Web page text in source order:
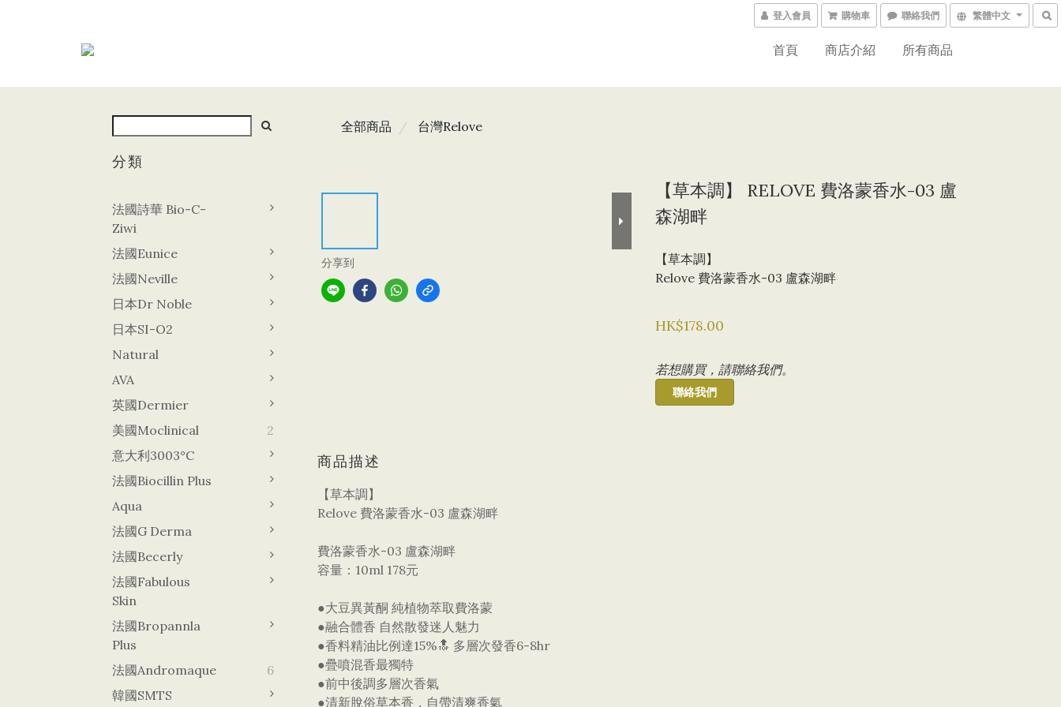
登入會員 購物車 聯絡我們 繁體中文
首頁 商店介紹 所有商品
分類
法國詩華 Bio-C-
Ziwi
法國Eunice
法國Neville
日本Dr Noble
日本SI-O2
Natural
AVA
英國Dermier
美國Moclinical
2
意大利3003°C
法國Biocillin Plus
Aqua
法國G Derma
法國Becerly
法國Fabulous
Skin
法國Bropannla
Plus
法國Andromaque
6
韓國sMTS
全部商品 台灣Relove
分享到
【草本調】 RELOVE 費洛蒙香水-03 盧
森湖畔
【草本調】
Relove 費洛蒙香水-03 盧森湖畔
HK$178.00
若想購買，請聯絡我們。
聯絡我們
商品描述
【草本調】
Relove 費洛蒙香水-03 盧森湖畔
費洛蒙香水-03 盧森湖畔
容量：10ml 178元
●大豆異黃酮 純植物萃取費洛蒙
●融合體香 自然散發迷人魅力
●香料精油比例達15%🔝 多層次發香6-8hr
●疊噴混香最獨特
●前中後調多層次香氣
●清新脫俗草本香，自帶清爽香氣